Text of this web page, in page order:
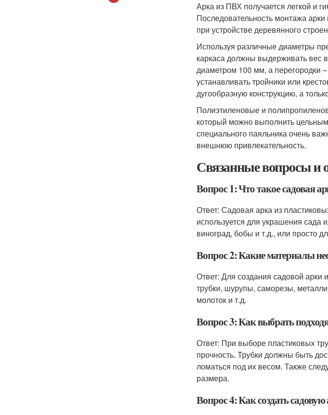
Арка из ПВХ получается легкой и
Последовательность монтажа арки
при устройстве деревянного
Используя различные диаметры
каркаса должны выдерживать вес
диаметром 100 мм, а перегородки
устанавливать тройники или
дугообразную конструкцию, а
Полиэтиленовые и
который можно выполнить
специального паяльника очень
внешнюю привлекательность.
Связанные вопросы и
Вопрос 1: Что такое садовая
Ответ: Садовая арка из
используется для украшения сада
виноград, бобы и т.д., или просто
Вопрос 2: Какие материалы
Ответ: Для создания садовой
трубки, шурупы, саморезы,
молоток и т.д.
Вопрос 3: Как выбрать
Ответ: При выборе пластиковых
прочность. Трубки должны быть
ломаться под их весом. Также
размера.
Вопрос 4: Как создать